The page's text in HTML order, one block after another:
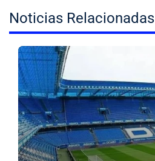
Noticias Relacionadas